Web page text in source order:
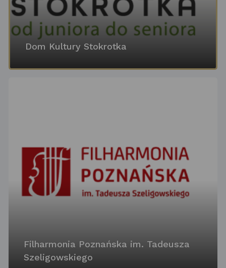
Dom Kultury Stokrotka
Filharmonia Poznańska im. Tadeusza
Szeligowskiego